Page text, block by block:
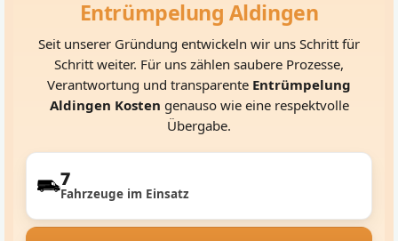
Entrümpelung Aldingen
Seit unserer Gründung entwickeln wir uns Schritt für
Schritt weiter. Für uns zählen saubere Prozesse,
Verantwortung und transparente Entrümpelung
Aldingen Kosten genauso wie eine respektvolle
Übergabe.
7
Fahrzeuge im Einsatz